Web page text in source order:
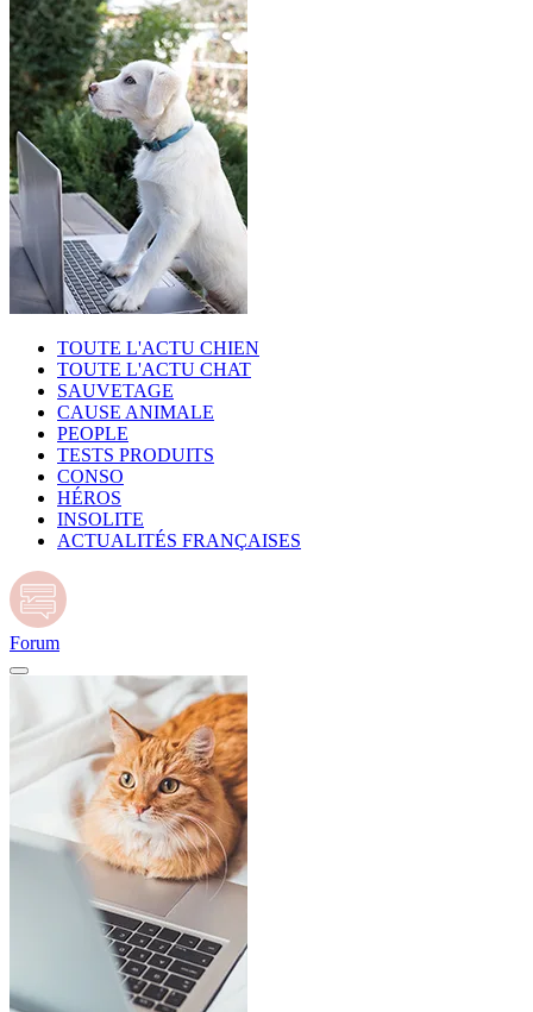
TOUTE L'ACTU CHIEN
TOUTE L'ACTU CHAT
SAUVETAGE
CAUSE ANIMALE
PEOPLE
TESTS PRODUITS
CONSO
HÉROS
INSOLITE
ACTUALITÉS FRANÇAISES
Forum